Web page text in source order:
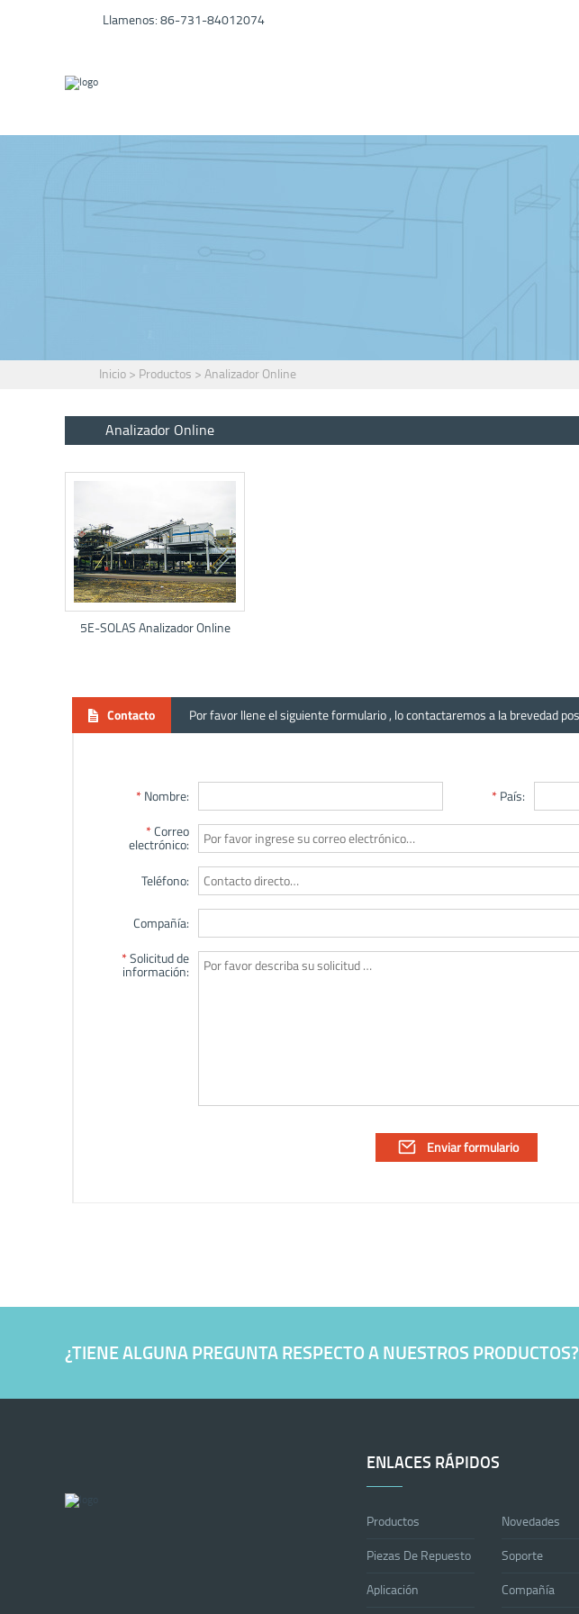
Llamenos: 86-731-84012074
Inicio > Productos > Analizador Online
Analizador Online
5E-SOLAS Analizador Online
¿TIENE ALGUNA PREGUNTA RESPECTO A NUESTROS PRODUCTOS?
ENLACES RÁPIDOS
Productos Novedades
Piezas De Repuesto Soporte
Aplicación Compañía